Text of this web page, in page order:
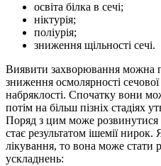
освіта білка в сечі;
ніктурія;
поліурія;
зниження щільності сечі.
Виявити захворювання можна
зниження осмолярності
набряклості. Спочатку вони
потім на більш пізніх стадіях
Поряд з цим може розвинутися
стає результатом ішемії
лікування, то вона може стати
ускладнень: